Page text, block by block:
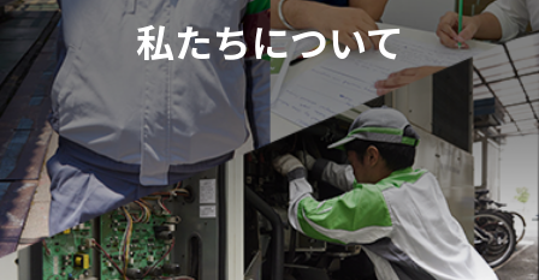
EN お問い合わせ
私たちについて